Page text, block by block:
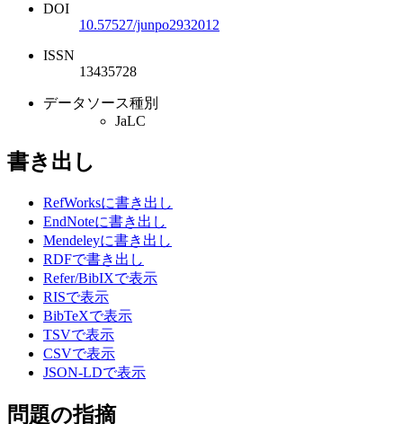
DOI
10.57527/junpo2932012
ISSN
13435728
データソース種別
JaLC
書き出し
RefWorksに書き出し
EndNoteに書き出し
Mendeleyに書き出し
RDFで書き出し
Refer/BibIXで表示
RISで表示
BibTeXで表示
TSVで表示
CSVで表示
JSON-LDで表示
問題の指摘